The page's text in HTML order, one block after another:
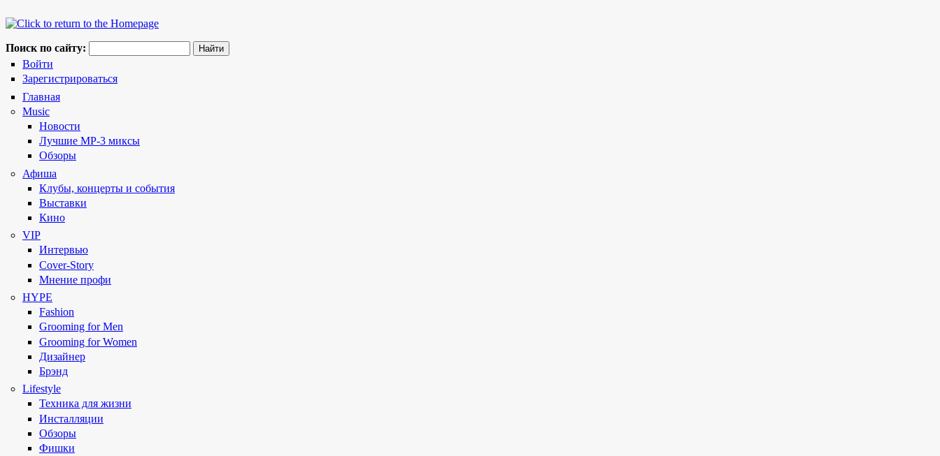
Поиск по сайту:
Войти
Зарегистрироваться
Главная
Music
Новости
Лучшие MP-3 миксы
Обзоры
Афиша
Клубы, концерты и события
Выставки
Кино
VIP
Интервью
Cover-Story
Мнение профи
HYPE
Fashion
Grooming for Men
Grooming for Women
Дизайнер
Брэнд
Lifestyle
Техника для жизни
Инсталляции
Обзоры
Фишки